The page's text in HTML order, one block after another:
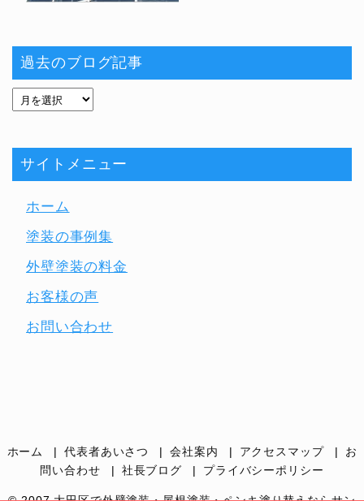
過去のブログ記事
サイトメニュー
ホーム
塗装の事例集
外壁塗装の料金
お客様の声
お問い合わせ
ホーム 代表者あいさつ 会社案内 アクセスマップ
お
問い合わせ
社長ブログ プライバシーポリシー